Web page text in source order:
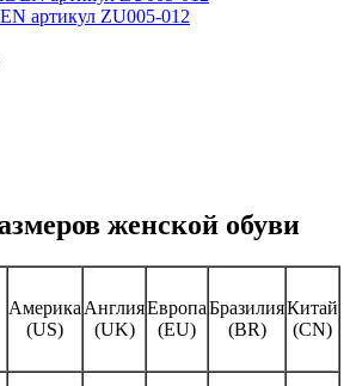
артикул ZU005-012
женской обуви
Америка
(US)
Англия
(UK)
Европа
(EU)
Бразилия
(BR)
Китай
(CN)